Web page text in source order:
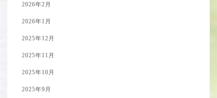
2026年2月
2026年1月
2025年12月
2025年11月
2025年10月
2025年9月